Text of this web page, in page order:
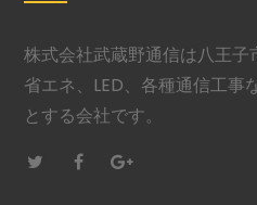
株式会社武蔵野通信は八王子
省エネ、LED、各種通信工事
とする会社です。